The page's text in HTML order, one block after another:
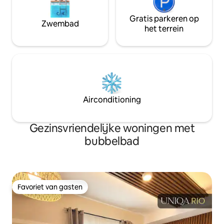
Zwembad
Gratis parkeren op
het terrein
Airconditioning
Gezinsvriendelijke woningen met
bubbelbad
Favoriet van gasten
Favoriet van gasten